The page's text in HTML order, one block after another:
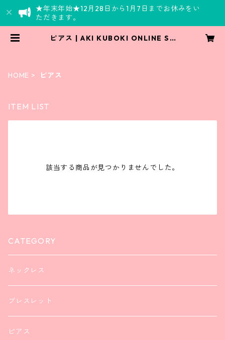
★年末年始★12月28日から1月7日までお休みをい
ただきます。
ピアス | AKI KUBOKI ONLINE SH
HOME ピアス
ITEM LIST
該当する商品が見つかりませんでした。
CATEGORY
ネックレス
ブレスレット
ピアス